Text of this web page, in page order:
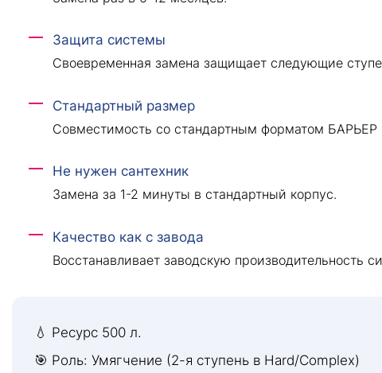
Защита системы
Своевременная замена защищает следующие
Стандартный размер
Совместимость со стандартным форматом БАРЬЕР
Не нужен сантехник
Замена за 1-2 минуты в стандартный корпус.
Качество как с завода
Восстанавливает заводскую производительность
💧 Ресурс 500 л.
🎯 Роль: Умягчение (2-я ступень в Hard/Complex)